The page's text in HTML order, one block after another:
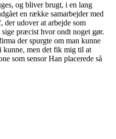
og bliver brugt, i en lang
en række samarbejder med
udover at arbejde som
præcist hvor ondt noget gør.
der spurgte om man kunne
kunne, men det fik mig til at
som sensor Han placerede så